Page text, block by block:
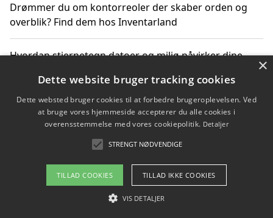
Drømmer du om kontorreoler der skaber orden og
overblik? Find dem hos Inventarland
Hvordan stjernetegn datoer og miljø påvirker dine
Bæredygtige gadgets til en grønnere hverdag
Om / kontakt
Blog Betingelser
×
Dette website bruger tracking cookies
Dette websted bruger cookies til at forbedre brugeroplevelsen. Ved
at bruge vores hjemmeside accepterer du alle cookies i
overensstemmelse med vores cookiepolitik. Detaljer
STRENGT NØDVENDIGE
TILLAD COOKIES TILLAD IKKE COOKIES
VIS DETALJER